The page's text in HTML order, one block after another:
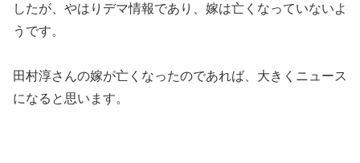
したが、やはりデマ情報であり、嫁は亡くなっていないよ
うです。
田村淳さんの嫁が亡くなったのであれば、大きくニュース
になると思います。